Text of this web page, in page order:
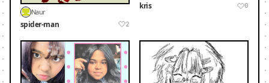
Naur
spider-man 2
kris 0